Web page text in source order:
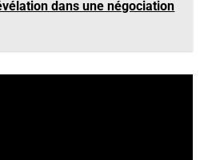
dans une négociation